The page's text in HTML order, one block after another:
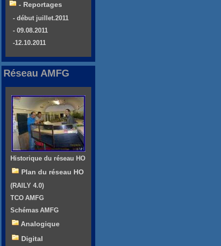
- Reportages
- début juillet.2011
- 09.08.2011
-12.10.2011
Réseau AMFG
Historique du réseau HO
Plan du réseau HO
(RAILY 4.0)
TCO AMFG
Schémas AMFG
Analogique
Digital